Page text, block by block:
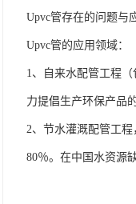
Upvc管存在的问题与
Upvc管的应用领域：
1、自来水配管工程
力提倡生产环保产品
2、节水灌溉配管工
80％。在中国水资源